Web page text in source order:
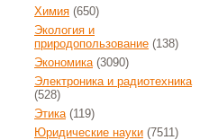
Химия (650)
Экология и
природопользование (138)
Экономика(3090)
Электроника и радиотехника
(528)
Этика(119)
Юридические науки (7511)